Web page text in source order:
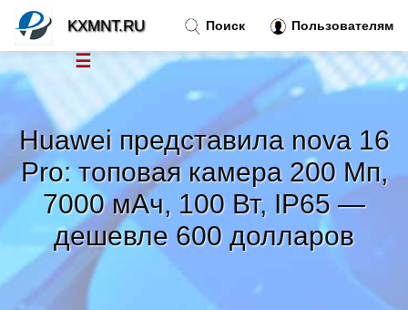
Huawei представила nova 16
Pro: топовая камера 200 Мп,
7000 мАч, 100 Вт, IP65 —
дешевле 600 долларов
Поиск Пользователям
KXMNT.RU
☰
Тренды новостей»
Рубрики»
Правила »